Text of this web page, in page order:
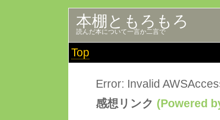
本棚ともろもろ
読んだ本について一言か二言で
Top
Error: Invalid
感想リンク (Powered